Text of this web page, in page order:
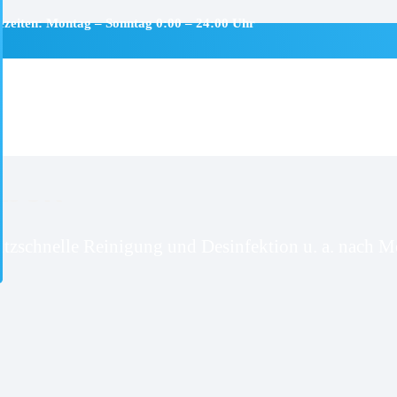
Montag – Sonntag 0:00 – 24:00 Uhr
Reinigung und Desinfektion u. a. nach